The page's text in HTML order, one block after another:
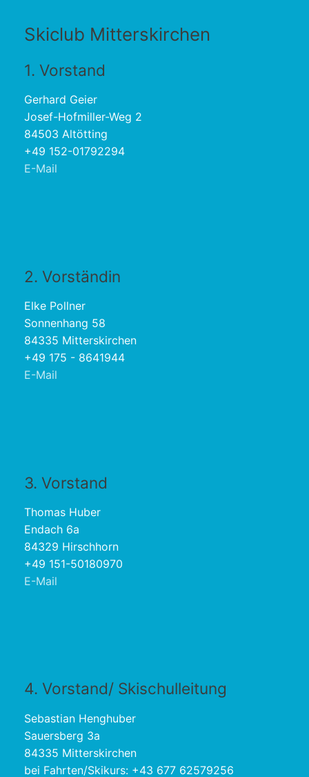
Skiclub Mitterskirchen
1. Vorstand
Gerhard Geier
Josef-Hofmiller-Weg 2
84503 Altötting
+49 152-01792294
E-Mail
2. Vorständin
Elke Pollner
Sonnenhang 58
84335 Mitterskirchen
+49 175 - 8641944
E-Mail
3. Vorstand
Thomas Huber
Endach 6a
84329 Hirschhorn
+49 151-50180970
E-Mail
4. Vorstand/ Skischulleitung
Sebastian Henghuber
Sauersberg 3a
84335 Mitterskirchen
bei Fahrten/Skikurs: +43 677 62579256